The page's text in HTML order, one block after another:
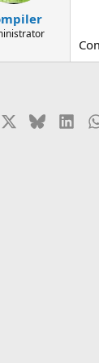
X (Twitter)
Bluesky